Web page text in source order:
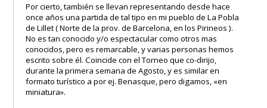
Por cierto, también se llevan representando desde hace
once años una partida de tal tipo en mi pueblo de La Pobla
de Lillet ( Norte de la prov. de Barcelona, en los Pirineos ).
No es tan conocido y/o espectacular como otros mas
conocidos, pero es remarcable, y varias personas hemos
escrito sobre él. Coincide con el Torneo que co-dirijo,
durante la primera semana de Agosto, y es similar en
formato turístico a por ej. Benasque, pero digamos, «en
miniatura».